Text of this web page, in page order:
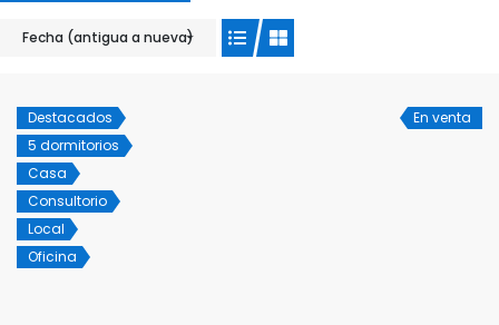
Fecha (antigua a nueva)
Destacados
5 dormitorios
Casa
Consultorio
Local
Oficina
En venta